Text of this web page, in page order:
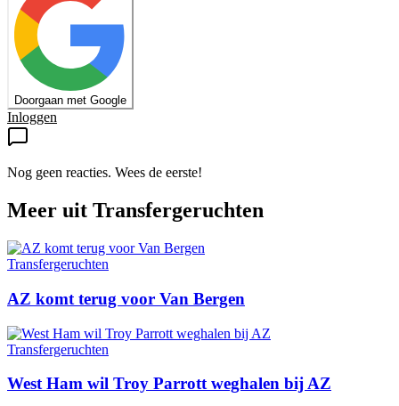
Doorgaan met Google
Inloggen
Nog geen reacties. Wees de eerste!
Meer uit Transfergeruchten
Transfergeruchten
AZ komt terug voor Van Bergen
Transfergeruchten
West Ham wil Troy Parrott weghalen bij AZ